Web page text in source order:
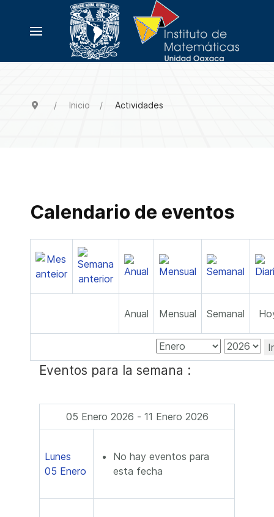
Inicio Actividades
Calendario de eventos
Anual Mensual Semanal
Eventos para la semana :
05 Enero 2026 - 11 Enero 2026
Lunes
05 Enero
No hay eventos para
esta fecha